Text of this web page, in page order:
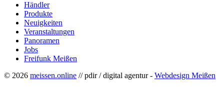
Händler
Produkte
Neuigkeiten
Veranstaltungen
Panoramen
Jobs
Freifunk Meißen
© 2026 meissen.online // pdir / digital agentur - Webdesign Meißen